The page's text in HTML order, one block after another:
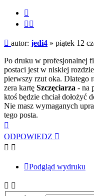
Post
autor: jedi4 » piątek 12
Po druku w profesjonalnej
postaci jest w niskiej
pierwszy rzut oka. Dlatego
zera kartę Szczęciarza - na
ktoś będzie chciał dołożyć
Nie masz wymaganych
tego posta.
górę
ODPOWIEDZ
Podgląd wydruku